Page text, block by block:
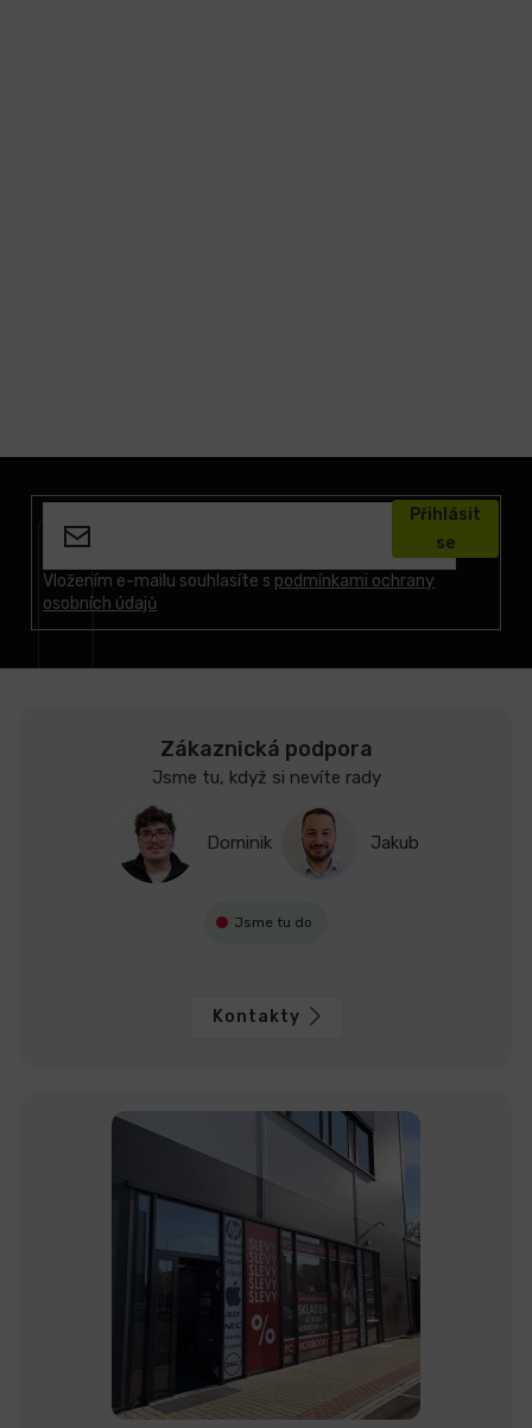
Vložením e-mailu souhlasíte s podmínkami ochrany
osobních údajů
Přihlásit
se
Zákaznická podpora
Jsme tu, když si nevíte rady
Dominik Jakub
Jsme tu do
Kontakty